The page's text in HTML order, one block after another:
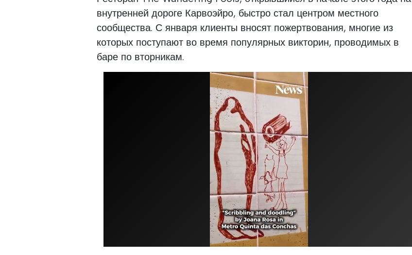
внутренней дороге Карвоэйро, быстро стал центром местного
сообщества. С января клиенты вносят пожертвования, многие из
которых поступают во время популярных викторин, проводимых в
баре по вторникам.